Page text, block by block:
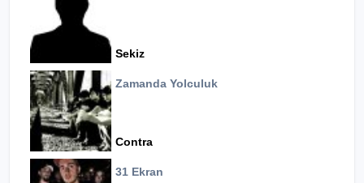
Sekiz
Zamanda Yolculuk
Contra
31 Ekran